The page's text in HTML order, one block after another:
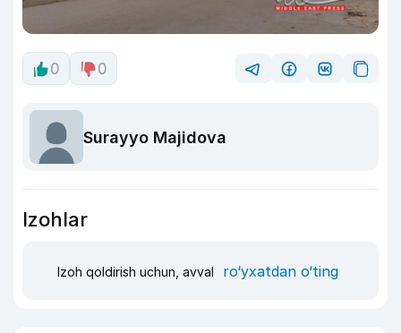
0 0
Surayyo Majidova
Izohlar
Izoh qoldirish uchun, avval ro‘yxatdan o‘ting